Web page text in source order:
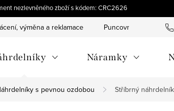
nezlevněného zboží s kódem: CRC2626
výměna a reklamace Puncovní značky
Náramky
s pevnou ozdobou Stříbrný